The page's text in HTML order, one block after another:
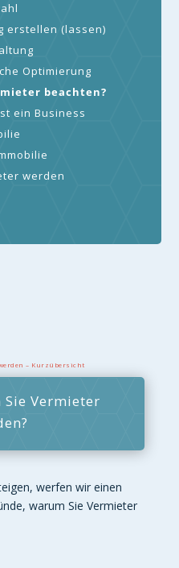
erstellen (lassen)
Optimierung
beachten?
ein Business
werden
– Kurzübersicht
Vermieter
werfen wir einen
warum Sie Vermieter